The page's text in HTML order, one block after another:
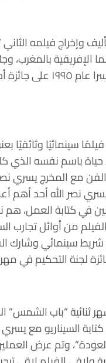
نصر الله بتأليف وإخراج
العشرين، كما
فيلمًا سينمائيًا
باسم نفسه الذي
مع المخرج يسري نصر
وعام 2000 قدم يسري نصر
في كتابة العمل، هم
من أوائل تجارب
سينمائي وشارك
لجنة التحكيم في
“باب الشمس”
السيناريو مع يسري
“العودة”، وتم عرض